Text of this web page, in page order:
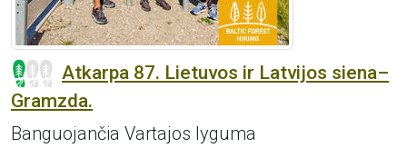
Atkarpa 87. Lietuvos ir Latvijos siena–
Gramzda.
Banguojančia Vartajos lyguma